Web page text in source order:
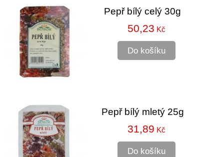
Pepř bílý celý 30g
50,23 Kč
Do košíku
Pepř bílý mletý 25g
31,89 Kč
Do košíku